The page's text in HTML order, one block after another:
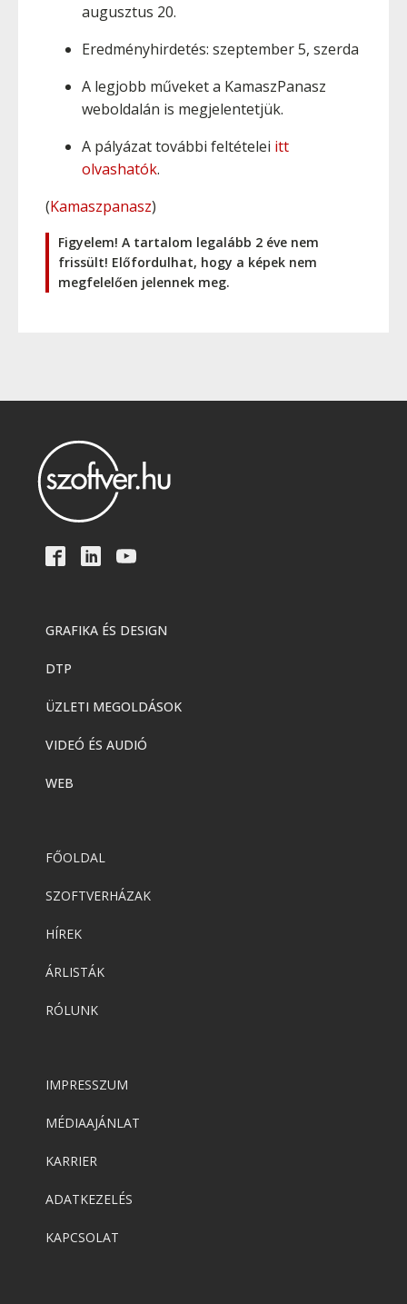
augusztus 20.
Eredményhirdetés: szeptember 5, szerda
A legjobb műveket a KamaszPanasz
weboldalán is megjelentetjük.
A pályázat további feltételei itt
olvashatók.
(Kamaszpanasz)
Figyelem! A tartalom legalább 2 éve nem
frissült! Előfordulhat, hogy a képek nem
megfelelően jelennek meg.
GRAFIKA ÉS DESIGN
DTP
ÜZLETI MEGOLDÁSOK
VIDEÓ ÉS AUDIÓ
WEB
FŐOLDAL
SZOFTVERHÁZAK
HÍREK
ÁRLISTÁK
RÓLUNK
IMPRESSZUM
MÉDIAAJÁNLAT
KARRIER
ADATKEZELÉS
KAPCSOLAT